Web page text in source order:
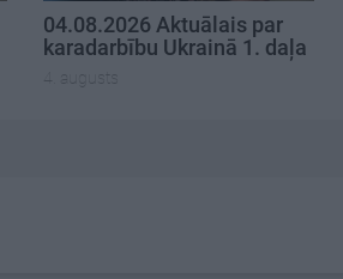
04.08.2026 Aktuālais par
karadarbību Ukrainā 1. daļa
4. augusts